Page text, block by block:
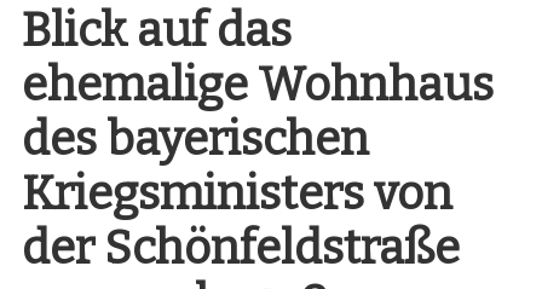
Blick auf das
ehemalige Wohnhaus
des bayerischen
Kriegsministers von
der Schönfeldstraße